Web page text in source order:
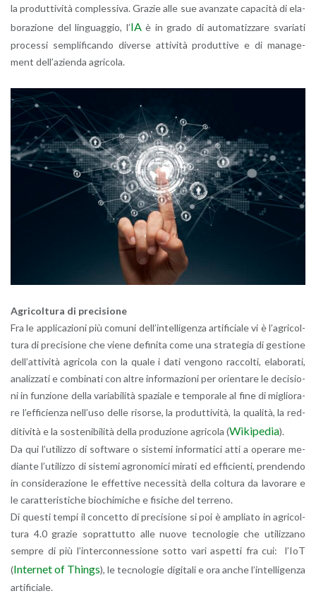
la pro­dut­ti­vi­tà com­ples­si­va. Gra­zie alle sue avan­za­te ca­pa­ci­tà di ela­
bo­ra­zio­ne del lin­guag­gio, l’IAè in grado di au­to­ma­tiz­za­re sva­ria­ti
pro­ces­si sem­pli­fi­can­do di­ver­se at­ti­vi­tà pro­dut­ti­ve e di ma­na­ge­
ment del­l’a­zien­da agri­co­la.
Agri­col­tu­ra di pre­ci­sio­ne
Fra le ap­pli­ca­zio­ni più co­mu­ni del­l’in­tel­li­gen­za ar­ti­fi­cia­le vi è l’a­gri­col­
tu­ra di pre­ci­sio­ne che viene de­fi­ni­ta come una stra­te­gia di ge­stio­ne
del­l’at­ti­vi­tà agri­co­la con la quale i dati ven­go­no rac­col­ti, ela­bo­ra­ti,
ana­liz­za­ti e com­bi­na­ti con altre in­for­ma­zio­ni per orien­ta­re le de­ci­sio­
ni in fun­zio­ne della va­ria­bi­li­tà spa­zia­le e tem­po­ra­le al fine di mi­glio­ra­
re l’ef­fi­cien­za nel­l’u­so delle ri­sor­se, la pro­dut­ti­vi­tà, la qua­li­tà, la red­
di­ti­vi­tà e la so­ste­ni­bi­li­tà della pro­du­zio­ne agri­co­la (Wi­ki­pe­dia).
Da qui l’u­ti­liz­zo di soft­ware o si­ste­mi in­for­ma­ti­ci atti a ope­ra­re me­
dian­te l’u­ti­liz­zo di si­ste­mi agro­no­mi­ci mi­ra­ti ed ef­fi­cien­ti, pren­den­do
in con­si­de­ra­zio­ne le ef­fet­ti­ve ne­ces­si­tà della col­tu­ra da la­vo­ra­re e
le ca­rat­te­ri­sti­che bio­chi­mi­che e fi­si­che del ter­re­no.
Di que­sti tempi il con­cet­to di pre­ci­sio­ne si poi è am­plia­to in agri­col­
tu­ra 4.0 gra­zie so­prat­tut­to alle nuove tec­no­lo­gie che uti­liz­za­no
sem­pre di più l’in­ter­con­nes­sio­ne sotto vari aspet­ti fra cui: l’IoT
(In­ter­net of Things), le tec­no­lo­gie di­gi­ta­li e ora anche l’in­tel­li­gen­za
ar­ti­fi­cia­le.